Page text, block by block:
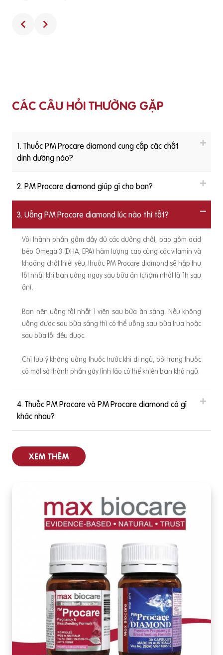
CÁC CÂU HỎI THƯỜNG GẶP
1. Thuốc PM Procare diamond cung cấp các chất
dinh dưỡng nào?
2. PM Procare diamond giúp gì cho bạn?
3. Uống PM Procare diamond lúc nào thì tốt?
Với thành phần gồm đầy đủ các dưỡng chất, bao gồm acid
béo Omega 3 (DHA, EPA) hàm lượng cao cùng các vitamin và
khoáng chất thiết yếu, thuốc PM Procare diamond sẽ hấp thu
tốt nhất khi bạn uống ngay sau bữa ăn (chậm nhất là 1h sau
ăn).
Bạn nên uống tốt nhất 1 viên sau bữa ăn sáng. Nếu không
uống được sau bữa sáng thì có thể uống sau bữa trưa hoặc
sau bữa tối đều được.
Chỉ lưu ý không uống thuốc trước khi đi ngủ, bởi trong thuốc
có một số thành phần gây tỉnh táo có thể khiến bạn khó ngủ.
4. Thuốc PM Procare và PM Procare diamond có gì
khác nhau?
XEM THÊM